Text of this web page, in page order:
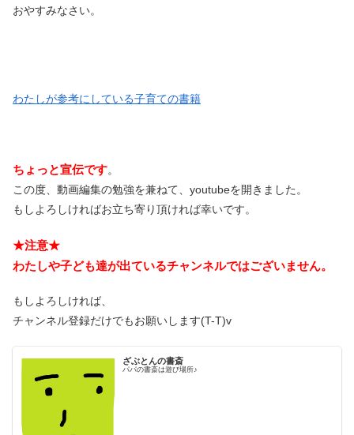
おやすみなさい。
わたしが参考にしている子育ての書籍
ちょっと宣伝です。
この度、動画編集の勉強を兼ねて、youtubeを開きました。
もしよろしければお立ち寄り頂ければ幸いです。
★注意★
わたしや子ども達が出ているチャンネルではございません。
もしよろしければ、
チャンネル登録だけでもお願いします(T-T)v
ざぶとんの書斎
パパの書斎は遊び場所♪